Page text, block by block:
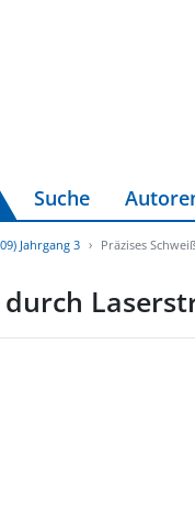
Suche
Jahrgang 3 Präzises
durch